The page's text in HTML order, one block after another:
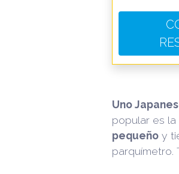
Uno
popular es
pequeño y
parquímetro.